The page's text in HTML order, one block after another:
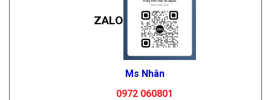
ZALO
Ms Nhân
0972 060801